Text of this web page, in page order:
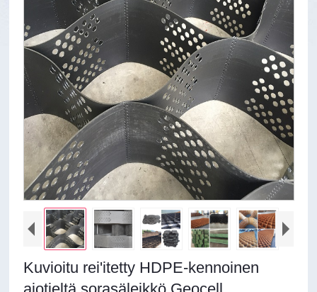
Kuvioitu rei'itetty HDPE-kennoinen